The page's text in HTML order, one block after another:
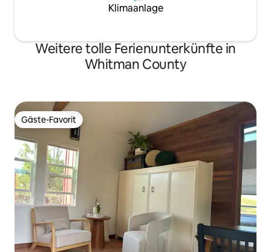
Klimaanlage
Weitere tolle Ferienunterkünfte in
Whitman County
Gäste-Favorit
Gäste-Favorit